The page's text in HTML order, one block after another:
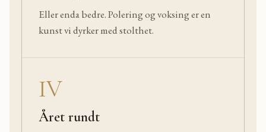
Eller enda bedre. Polering og voksing er en
kunst vi dyrker med stolthet.
IV
Året rundt